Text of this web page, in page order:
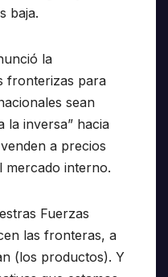
baja.
la
fronterizas para
sean
la inversa” hacia
a precios
mercado interno.
Fuerzas
las fronteras, a
(los productos). Y